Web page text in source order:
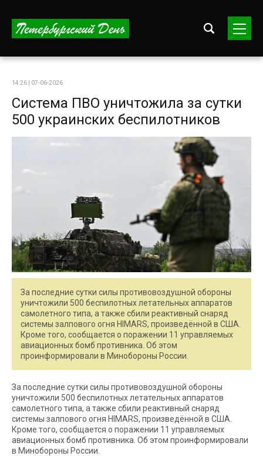
14:26 | 07-06-2026
Система ПВО уничтожила за сутки
500 украинских беспилотников
За последние сутки силы противовоздушной обороны
уничтожили 500 беспилотных летательных аппаратов
самолетного типа, а также сбили реактивный снаряд
системы залпового огня HIMARS, произведённой в США.
Кроме того, сообщается о поражении 11 управляемых
авиационных бомб противника. Об этом
проинформировали в Минобороны России.
За последние сутки силы противовоздушной обороны
уничтожили 500 беспилотных летательных аппаратов
самолетного типа, а также сбили реактивный снаряд
системы залпового огня HIMARS, произведённой в США.
Кроме того, сообщается о поражении 11 управляемых
авиационных бомб противника. Об этом проинформировали
в Минобороны России.